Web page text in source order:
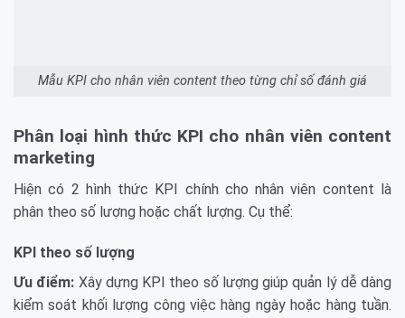
Mẫu KPI cho nhân viên content theo từng chỉ số đánh giá
Phân loại hình thức KPI cho nhân viên content
marketing
Hiện có 2 hình thức KPI chính cho nhân viên content là
phân theo số lượng hoặc chất lượng. Cụ thể:
KPI theo số lượng
Ưu điểm: Xây dựng KPI theo số lượng giúp quản lý dễ dàng
kiểm soát khối lượng công việc hàng ngày hoặc hàng tuần.